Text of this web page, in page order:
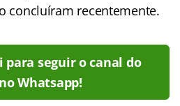
concluíram recentemente.
para seguir o canal do
Whatsapp!